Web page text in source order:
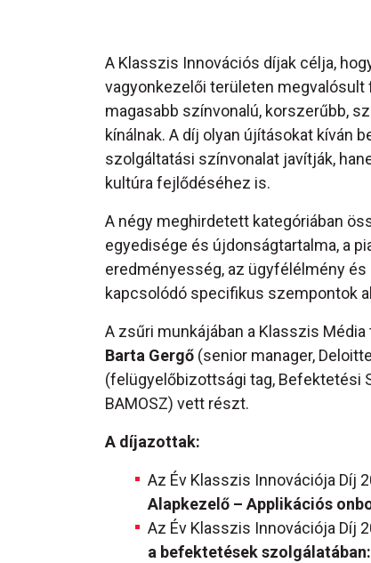
A Klasszis Innovációs díjak célja,
vagyonkezelői területen
magasabb színvonalú, korszerűbb,
kínálnak. A díj olyan újításokat kíván
szolgáltatási színvonalat javítják,
kultúra fejlődéséhez is.
A négy meghirdetett kategóriában
egyedisége és újdonságtartalma, a
eredményesség, az ügyfélélmény
kapcsolódó specifikus szempontok
A zsűri munkájában a Klasszis
Barta Gergő (senior manager,
(felügyelőbizottsági tag, Befektetési
BAMOSZ) vett részt.
A díjazottak:
Az Év Klasszis Innovációja Díj
Alapkezelő – Applikációs
Az Év Klasszis Innovációja Díj
a befektetések